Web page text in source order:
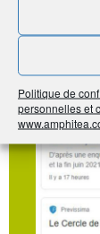
Politique de
personnelles et